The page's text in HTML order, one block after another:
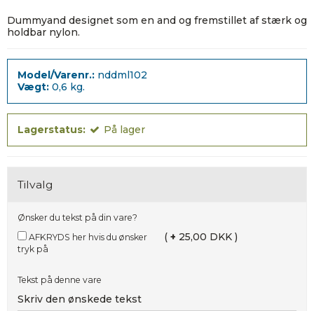
Dummyand designet som en and og fremstillet af stærk og
holdbar nylon.
Model/Varenr.: nddml102
Vægt: 0,6 kg.
Lagerstatus: På lager
Tilvalg
Ønsker du tekst på din vare?
tryk på
( + 25,00 DKK )
Tekst på denne vare
Skriv den ønskede tekst